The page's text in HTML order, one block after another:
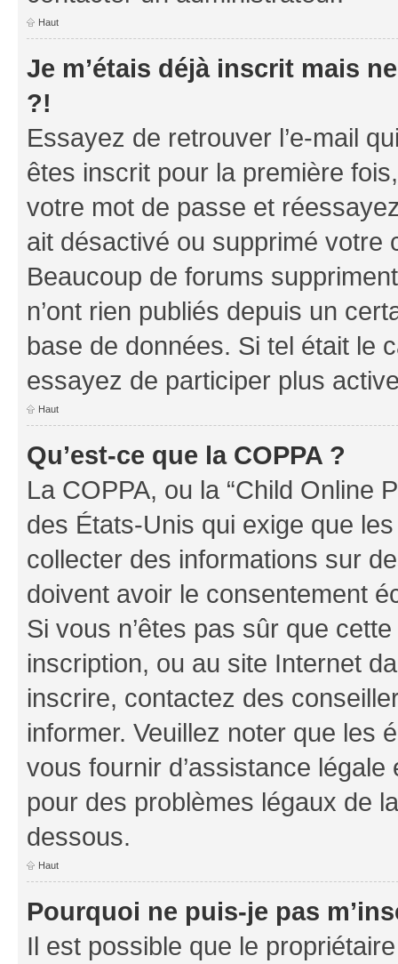
Haut
Je m’étais déjà inscrit mais
?!
Essayez de retrouver l’e-mail
êtes inscrit pour la première
votre mot de passe et
ait désactivé ou supprimé votre
Beaucoup de forums
n’ont rien publiés depuis un
base de données. Si tel était le
essayez de participer plus
Haut
Qu’est-ce que la COPPA ?
La COPPA, ou la “Child Online
des États-Unis qui exige que
collecter des informations sur
doivent avoir le consentement
Si vous n’êtes pas sûr que
inscription, ou au site Internet
inscrire, contactez des
informer. Veuillez noter que les
vous fournir d’assistance
pour des problèmes légaux de
dessous.
Haut
Pourquoi ne puis-je pas
Il est possible que le